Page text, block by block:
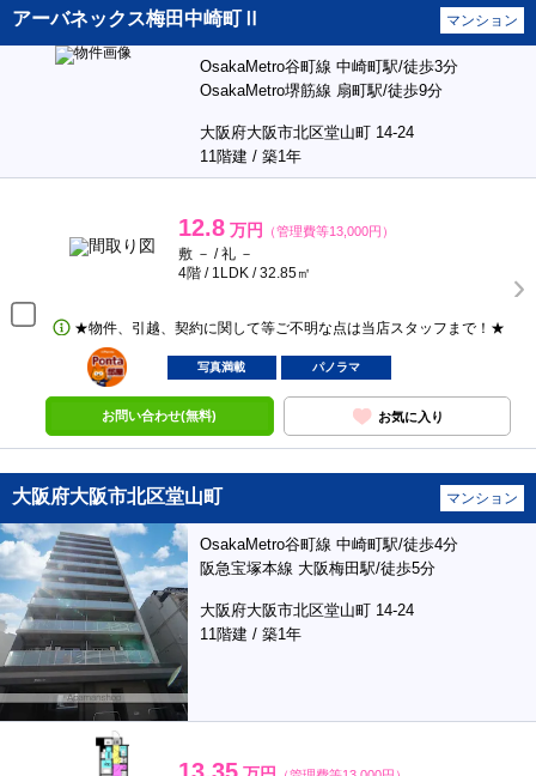
アーバネックス梅田中崎町Ⅱ マンション
OsakaMetro谷町線 中崎町駅/徒歩3分
OsakaMetro堺筋線 扇町駅/徒歩9分
大阪府大阪市北区堂山町 14-24
11階建 / 築1年
12.8 万円 （管理費等13,000円）
敷 － / 礼 －
4階 / 1LDK / 32.85㎡
★物件、引越、契約に関して等ご不明な点は当店スタッフまで！★
ポンタ
部屋
写真満載 パノラマ
お問い合わせ(無料) お気に入り
大阪府大阪市北区堂山町 マンション
OsakaMetro谷町線 中崎町駅/徒歩4分
阪急宝塚本線 大阪梅田駅/徒歩5分
大阪府大阪市北区堂山町 14-24
11階建 / 築1年